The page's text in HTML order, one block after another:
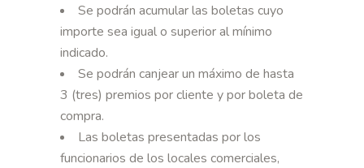
Se podrán acumular las boletas cuyo
importe sea igual o superior al mínimo
indicado.
Se podrán canjear un máximo de hasta
3 (tres) premios por cliente y por boleta de
compra.
Las boletas presentadas por los
funcionarios de los locales comerciales,